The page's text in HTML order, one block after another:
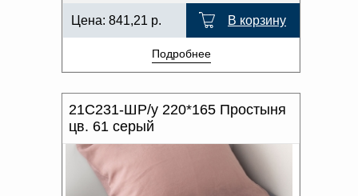
Цена: 841,21 р. В корзину
Подробнее
21С231-ШР/у 220*165 Простыня
цв. 61 серый